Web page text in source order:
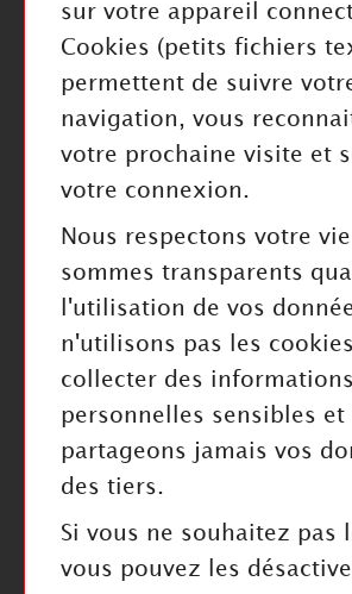
INFORMATIONS
Mentions légales
Cookies
RESTEZ INFORMÉ
sur votre appareil
Cookies (petits fichiers
permettent de suivre
navigation, vous
votre prochaine visite et
votre connexion.
Nous respectons votre
sommes transparents
l'utilisation de vos
n'utilisons pas les
collecter des informations
personnelles sensibles et
partageons jamais vos
des tiers.
Si vous ne souhaitez pas
vous pouvez les